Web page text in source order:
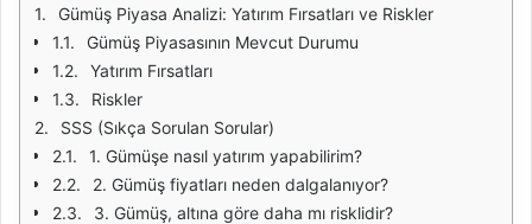
Gümüş Piyasa Analizi: Yatırım Fırsatları ve Riskler
Gümüş Piyasasının Mevcut Durumu
Yatırım Fırsatları
Riskler
SSS (Sıkça Sorulan Sorular)
1. Gümüşe nasıl yatırım yapabilirim?
2. Gümüş fiyatları neden dalgalanıyor?
3. Gümüş, altına göre daha mı risklidir?